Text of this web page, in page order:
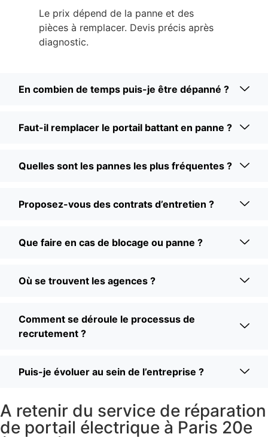
Le prix dépend de la panne et des
pièces à remplacer. Devis précis après
diagnostic.
En combien de temps puis-je être dépanné ?
Faut-il remplacer le portail battant en panne ?
Quelles sont les pannes les plus fréquentes ?
Proposez-vous des contrats d’entretien ?
Que faire en cas de blocage ou panne ?
Où se trouvent les agences ?
Comment se déroule le processus de
recrutement ?
Puis-je évoluer au sein de l’entreprise ?
A retenir du service de réparation
de portail électrique à Paris 20e